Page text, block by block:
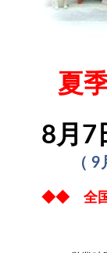
夏
8月7
（
◆◆ 全国